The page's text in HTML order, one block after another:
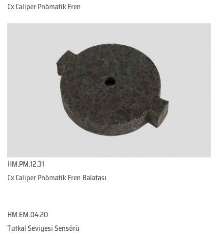
Cx Caliper Pnömatik Fren
HM.PM.12.31
Cx Caliper Pnömatik Fren Balatası
HM.EM.04.20
Tutkal Seviyesi Sensörü